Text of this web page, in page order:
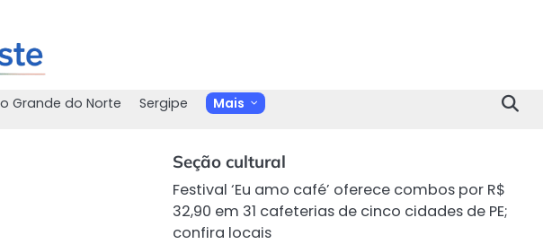
Grande do Norte Sergipe Mais
Seção cultural
Festival ‘Eu amo café’ oferece combos por R$
32,90 em 31 cafeterias de cinco cidades de PE;
confira locais